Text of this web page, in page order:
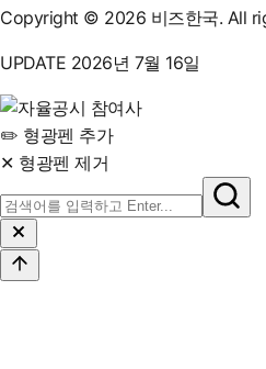
Copyright © 2026 비즈한국. All
UPDATE 2026년 7월 16일
✏️ 형광펜 추가
✕ 형광펜 제거